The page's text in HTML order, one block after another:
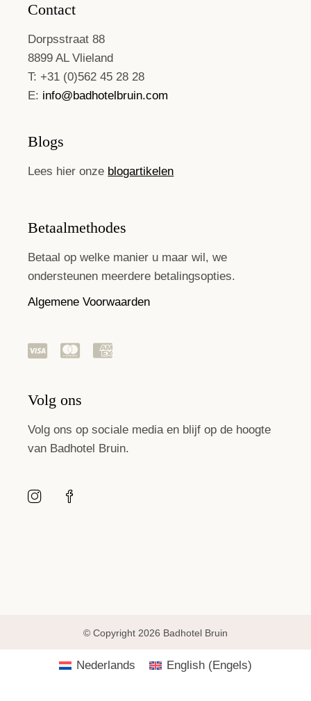
Contact
Dorpsstraat 88
8899 AL Vlieland
T: +31 (0)562 45 28 28
E: info@badhotelbruin.com
Blogs
Lees hier onze blogartikelen
Betaalmethodes
Betaal op welke manier u maar wil, we
ondersteunen meerdere betalingsopties.
Algemene Voorwaarden
Volg ons
Volg ons op sociale media en blijf op de hoogte
van Badhotel Bruin.
© Copyright 2026 Badhotel Bruin
Nederlands English(Engels)